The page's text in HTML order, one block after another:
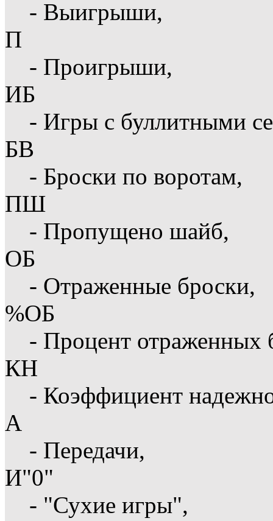
- Выигрыши,
П
- Проигрыши,
ИБ
- Игры с буллитными
БВ
- Броски по воротам,
ПШ
- Пропущено шайб,
ОБ
- Отраженные броски,
%ОБ
- Процент отраженных
КН
- Коэффициент
А
- Передачи,
И"0"
- "Сухие игры",